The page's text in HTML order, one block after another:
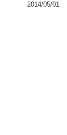
2014/05/01